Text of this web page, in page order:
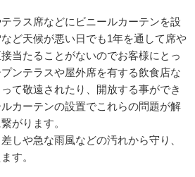
ラス席などにビニールカーテンを設
ど天候が悪い日でも1年を通して席や
当たることがないのでお客様にとっ
ンテラスや屋外席を有する飲食店な
て敬遠されたり、開放する事ができ
カーテンの設置でこれらの問題が解
がります。
しや急な雨風などの汚れから守り、
す。